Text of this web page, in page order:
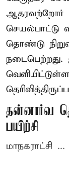
ஆதரவற்றோர்
செயல்பாட்டு
தொண்டு
நடைபெற்றது.
தன்னார்வ
பயிற்சி
மாநகராட்சி ...